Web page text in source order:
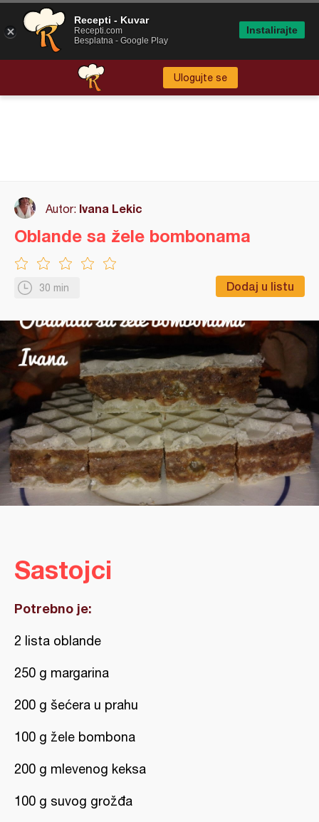
Ulogujte se
Autor: Ivana Lekic
30 min Dodaj u listu
Oblande sa žele bombonama
Sastojci
Potrebno je:
2 lista oblande
250 g margarina
200 g šećera u prahu
100 g žele bombona
200 g mlevenog keksa
100 g suvog grožđa
Recepti - Kuvar
Recepti.com
Besplatna - Google Play
Instalirajte